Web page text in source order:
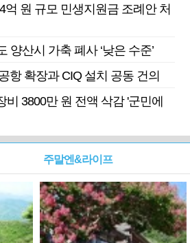
억 원 규모 민생지원금 조례안 처
양산시 가축 폐사 ‘낮은 수준’
항 확장과 CIQ 설치 공동 건의
3800만 원 전액 삭감 '군민에
주말엔&라이프